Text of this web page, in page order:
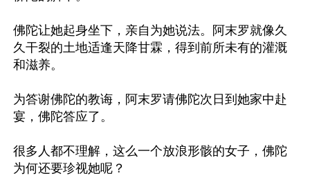
佛陀让她起身坐下，亲自为她说法。阿末罗就像久
久干裂的土地适逢天降甘霖，得到前所未有的灌溉
和滋养。
为答谢佛陀的教诲，阿末罗请佛陀次日到她家中赴
宴，佛陀答应了。
很多人都不理解，这么一个放浪形骸的女子，佛陀
为何还要珍视她呢？